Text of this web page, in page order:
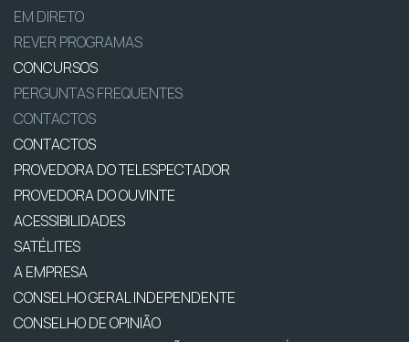
EM DIRETO
REVER PROGRAMAS
CONCURSOS
PERGUNTAS FREQUENTES
CONTACTOS
CONTACTOS
PROVEDORA DO TELESPECTADOR
PROVEDORA DO OUVINTE
ACESSIBILIDADES
SATÉLITES
A EMPRESA
CONSELHO GERAL INDEPENDENTE
CONSELHO DE OPINIÃO